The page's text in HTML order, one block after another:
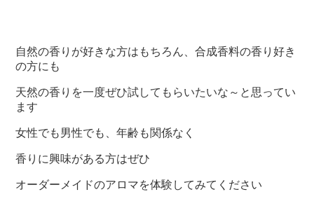
自然の香りが好きな方はもちろん、合成香料の香り好き
の方にも
天然の香りを一度ぜひ試してもらいたいな～と思ってい
ます
女性でも男性でも、年齢も関係なく
香りに興味がある方はぜひ
オーダーメイドのアロマを体験してみてください